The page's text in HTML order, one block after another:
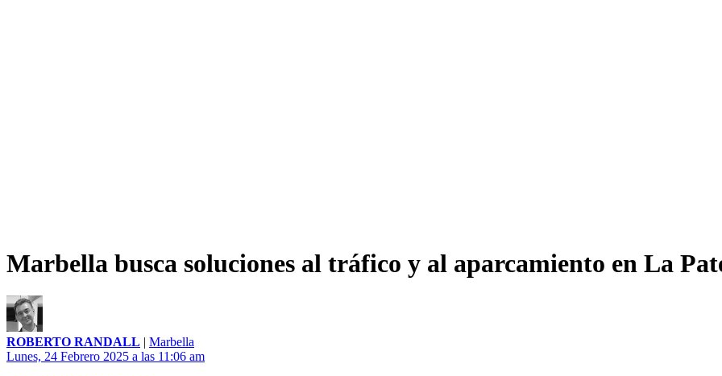
Marbella busca soluciones al tráfico y al aparcamiento en La
ROBERTO RANDALL | Marbella
Lunes, 24 Febrero 2025 a las 11:06 am